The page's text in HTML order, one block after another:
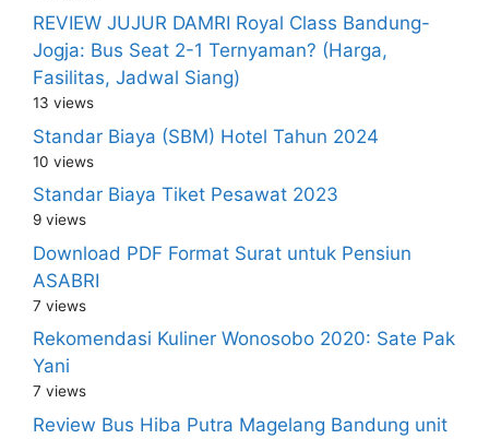
REVIEW JUJUR DAMRI Royal Class Bandung-
Jogja: Bus Seat 2-1 Ternyaman? (Harga,
Fasilitas, Jadwal Siang)
13 views
Standar Biaya (SBM) Hotel Tahun 2024
10 views
Standar Biaya Tiket Pesawat 2023
9 views
Download PDF Format Surat untuk Pensiun
ASABRI
7 views
Rekomendasi Kuliner Wonosobo 2020: Sate Pak
Yani
7 views
Review Bus Hiba Putra Magelang Bandung unit